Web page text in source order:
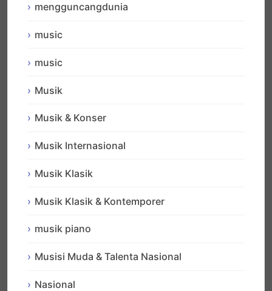
mengguncangdunia
music
music
Musik
Musik & Konser
Musik Internasional
Musik Klasik
Musik Klasik & Kontemporer
musik piano
Musisi Muda & Talenta Nasional
Nasional